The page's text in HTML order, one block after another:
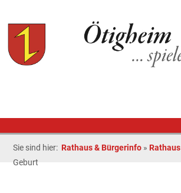
Sie sind hier: Rathaus & Bürgerinfo » Rathaus
Geburt